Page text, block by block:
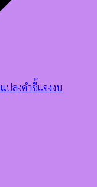
ปลงคำชี้แจงงบ